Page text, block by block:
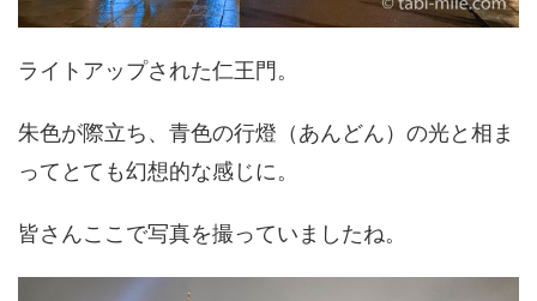
ライトアップされた仁王門。
朱色が際立ち、青色の行燈（あんどん）の光と相ま
ってとても幻想的な感じに。
皆さんここで写真を撮っていましたね。